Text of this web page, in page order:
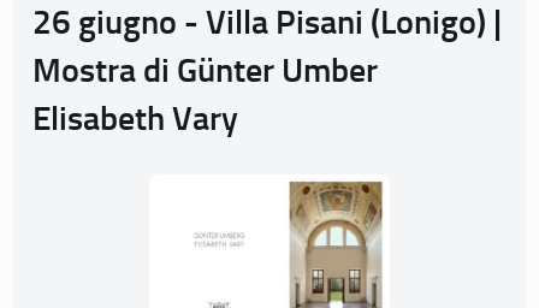
26 giugno - Villa Pisani (Lonigo) |
Mostra di Günter Umber
Elisabeth Vary